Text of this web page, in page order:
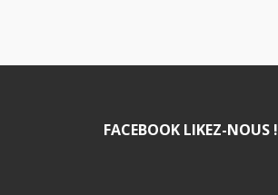
FACEBOOK LIKEZ-NOUS !